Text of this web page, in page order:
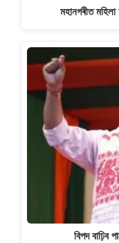
মহানগৰীত
বিপদ বাঢ়িব